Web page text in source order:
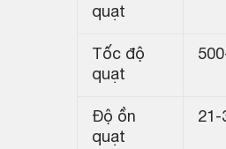
quạt
Tốc độ
quạt
Độ ồn
quạt
21-